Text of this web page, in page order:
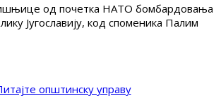
од почетка НАТО бомбардовања
Југославију, код споменика Палим
општинску управу